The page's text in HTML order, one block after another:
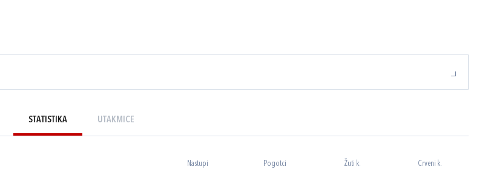
STATISTIKA UTAKMICE
Nastupi Pogotci Žuti k. Crveni k.